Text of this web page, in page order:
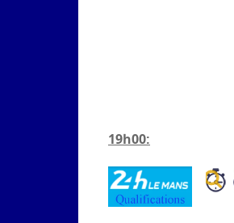
19h00: